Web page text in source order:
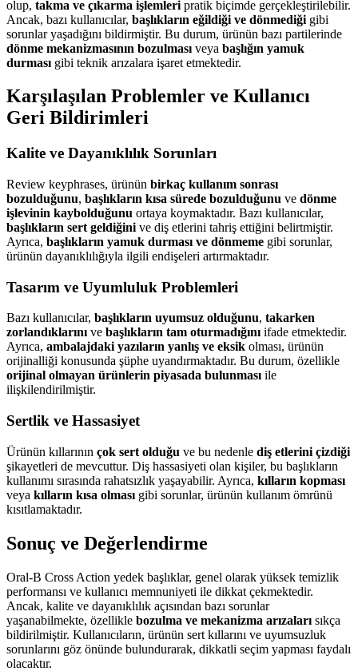
olup, takma ve çıkarma işlemleri pratik biçimde gerçekleştirilebilir.
Ancak, bazı kullanıcılar, başlıkların eğildiği ve dönmediği gibi
sorunlar yaşadığını bildirmiştir. Bu durum, ürünün bazı partilerinde
dönme mekanizmasının bozulması veya başlığın yamuk
durması gibi teknik arızalara işaret etmektedir.
Karşılaşılan Problemler ve Kullanıcı
Geri Bildirimleri
Kalite ve Dayanıklılık Sorunları
Review keyphrases, ürünün birkaç kullanım sonrası
bozulduğunu, başlıkların kısa sürede bozulduğunu ve dönme
işlevinin kaybolduğunu ortaya koymaktadır. Bazı kullanıcılar,
başlıkların sert geldiğini ve diş etlerini tahriş ettiğini belirtmiştir.
Ayrıca, başlıkların yamuk durması ve dönmeme gibi sorunlar,
ürünün dayanıklılığıyla ilgili endişeleri artırmaktadır.
Tasarım ve Uyumluluk Problemleri
Bazı kullanıcılar, başlıkların uyumsuz olduğunu, takarken
zorlandıklarınıve başlıkların tam oturmadığınıifade etmektedir.
Ayrıca, ambalajdaki yazıların yanlış ve eksik olması, ürünün
orijinalliği konusunda şüphe uyandırmaktadır. Bu durum, özellikle
orijinal olmayan ürünlerin piyasada bulunmasıile
ilişkilendirilmiştir.
Sertlik ve Hassasiyet
Ürünün kıllarının çok sert olduğu ve bu nedenle diş etlerini çizdiği
şikayetleri de mevcuttur. Diş hassasiyeti olan kişiler, bu başlıkların
kullanımı sırasında rahatsızlık yaşayabilir. Ayrıca, kılların kopması
veya kılların kısa olması gibi sorunlar, ürünün kullanım ömrünü
kısıtlamaktadır.
Sonuç ve Değerlendirme
Oral-B Cross Action yedek başlıklar, genel olarak yüksek temizlik
performansı ve kullanıcı memnuniyeti ile dikkat çekmektedir.
Ancak, kalite ve dayanıklılık açısından bazı sorunlar
yaşanabilmekte, özellikle bozulma ve mekanizma arızaları sıkça
bildirilmiştir. Kullanıcıların, ürünün sert kıllarını ve uyumsuzluk
sorunlarını göz önünde bulundurarak, dikkatli seçim yapması faydalı
olacaktır.